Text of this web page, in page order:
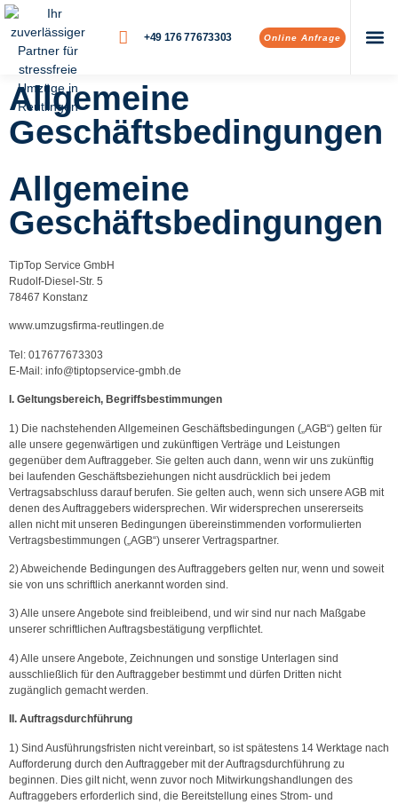
+49 176 77673303 Online Anfrage
Allgemeine
Geschäftsbedingungen
Allgemeine
Geschäftsbedingungen
TipTop Service GmbH
Rudolf-Diesel-Str. 5
78467 Konstanz
www.umzugsfirma-reutlingen.de
Tel: 017677673303
E-Mail: info@tiptopservice-gmbh.de
I. Geltungsbereich, Begriffsbestimmungen
1) Die nachstehenden Allgemeinen Geschäftsbedingungen („AGB“) gelten für
alle unsere gegenwärtigen und zukünftigen Verträge und Leistungen
gegenüber dem Auftraggeber. Sie gelten auch dann, wenn wir uns zukünftig
bei laufenden Geschäftsbeziehungen nicht ausdrücklich bei jedem
Vertragsabschluss darauf berufen. Sie gelten auch, wenn sich unsere AGB mit
denen des Auftraggebers widersprechen. Wir widersprechen unsererseits
allen nicht mit unseren Bedingungen übereinstimmenden vorformulierten
Vertragsbestimmungen („AGB“) unserer Vertragspartner.
2) Abweichende Bedingungen des Auftraggebers gelten nur, wenn und soweit
sie von uns schriftlich anerkannt worden sind.
3) Alle unsere Angebote sind freibleibend, und wir sind nur nach Maßgabe
unserer schriftlichen Auftragsbestätigung verpflichtet.
4) Alle unsere Angebote, Zeichnungen und sonstige Unterlagen sind
ausschließlich für den Auftraggeber bestimmt und dürfen Dritten nicht
zugänglich gemacht werden.
II. Auftragsdurchführung
1) Sind Ausführungsfristen nicht vereinbart, so ist spätestens 14 Werktage nach
Aufforderung durch den Auftraggeber mit der Auftragsdurchführung zu
beginnen. Dies gilt nicht, wenn zuvor noch Mitwirkungshandlungen des
Auftraggebers erforderlich sind, die Bereitstellung eines Strom- und